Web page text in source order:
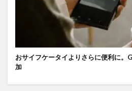
おサイフケータイよりさらに便利に
加